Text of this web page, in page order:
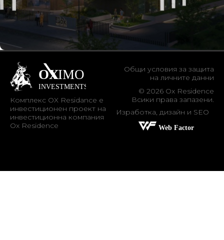
Комплекс OX Residance е
инвестиционен проект на
инвестиционна компания
Ox Residence
Общи условия за защита
на личните данни
© 2026 Ox Residence
Всики права запазени.
Изработка, дизайн и SEO